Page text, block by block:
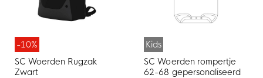
-10%
SC Woerden Rugzak
Zwart
Kids
SC Woerden rompertje
62-68 gepersonaliseerd